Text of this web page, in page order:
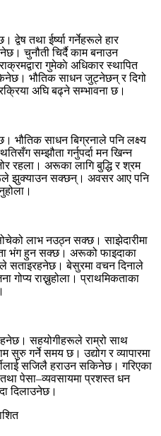
द्वेष तथा ईर्ष्या गर्नेहरूले हार
चुनौती चिर्दै काम बनाउन
गुमेकाे अधिकार स्थापित
भौतिक साधन जुट्नेछन् र दिगो
अघि बढ्ने सम्भावना छ।
भौतिक साधन बिग्रनाले पनि लक्ष्य
सम्झौता गर्नुपर्दा मन खिन्न
रहला। अरूका लागि बुद्धि र श्रम
झुक्याउन सक्छन्। अवसर आए पनि
लाभ नउठ्न सक्छ। साझेदारीमा
भंग हुन सक्छ। अरूको फाइदाका
सताइरहनेछ। बेसुरमा वचन दिनाले
गोप्य राख्नुहोला। प्राथमिकताका
सहयोगीहरूले राम्रो साथ
सुरु गर्ने समय छ। उद्योग र व्यापारमा
सजिलै हराउन सकिनेछ। गरिएका
पेसा–व्यवसायमा प्रशस्त धन
दिलाउनेछ।